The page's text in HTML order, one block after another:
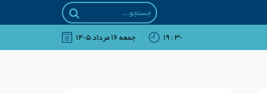
۳۰ : ۱۹ جمعه ۱۶ مرداد ۱۴۰۵